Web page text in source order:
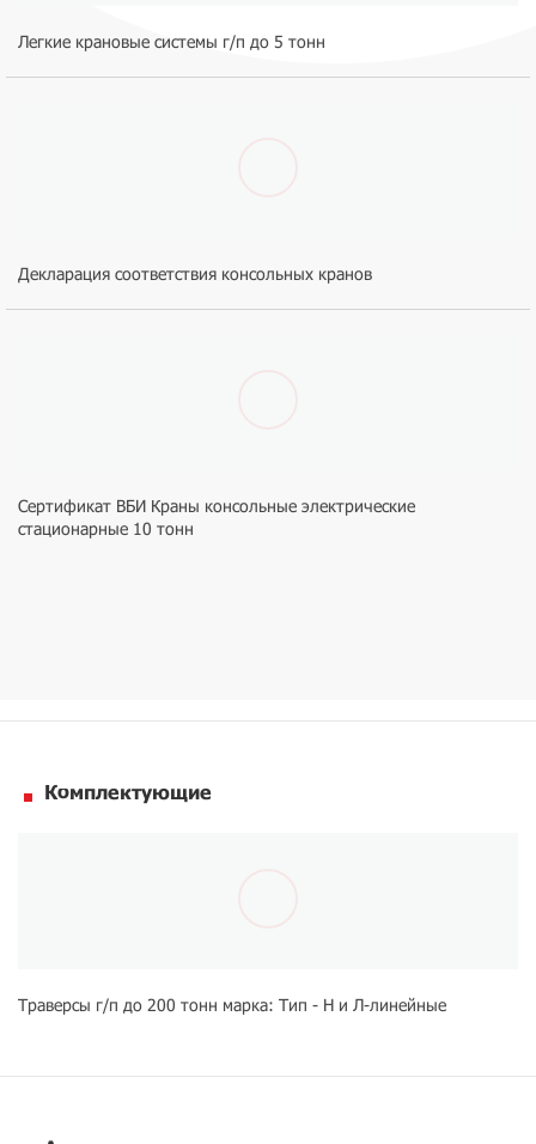
Легкие крановые системы г/п до 5 тонн
Декларация соответствия консольных кранов
Сертификат ВБИ Краны консольные электрические
стационарные 10 тонн
Комплектующие
Траверсы г/п до 200 тонн марка: Тип - Н и Л-линейные